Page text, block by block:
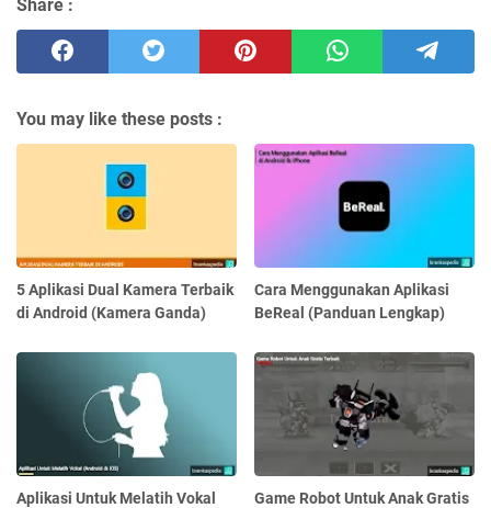
Share :
You may like these posts :
5 Aplikasi Dual Kamera Terbaik
di Android (Kamera Ganda)
Cara Menggunakan Aplikasi
BeReal (Panduan Lengkap)
Aplikasi Untuk Melatih Vokal
Game Robot Untuk Anak Gratis